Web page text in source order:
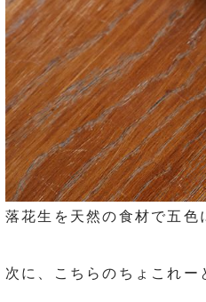
落花生を天然の食材で五色
次に、こちらのちょこれー